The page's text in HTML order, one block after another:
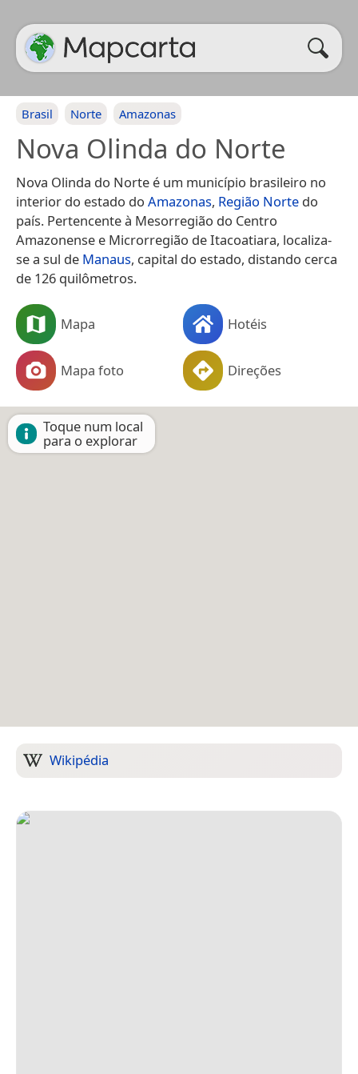
Brasil Norte Amazonas
Nova Olinda do Norte
Nova Olinda do Norte é um município brasileiro no
interior do estado do Amazonas, Região Norte do
país. Pertencente à Mesorregião do Centro
Amazonense e Microrregião de Itacoatiara, localiza-
se a sul de Manaus, capital do estado, distando cerca
de 126 quilômetros.
Mapa Hotéis
Mapa foto Direções
Toque num local
para o explorar
Wikipédia